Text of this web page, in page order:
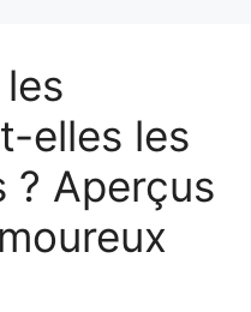
elles les
? Aperçus